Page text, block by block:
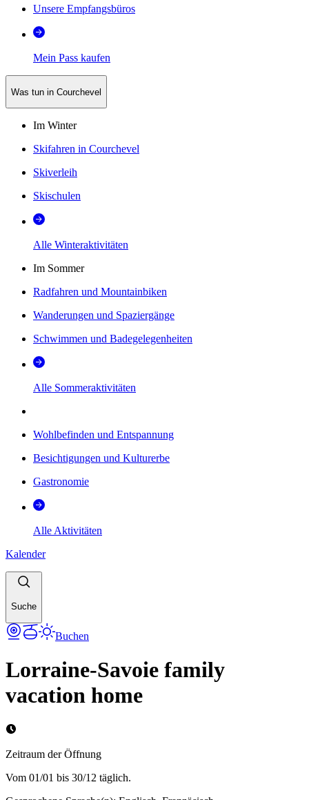
Unsere Empfangsbüros
Mein Pass kaufen
Was tun in Courchevel
Im Winter
Skifahren in Courchevel
Skiverleih
Skischulen
Alle Winteraktivitäten
Im Sommer
Radfahren und Mountainbiken
Wanderungen und Spaziergänge
Schwimmen und Badegelegenheiten
Alle Sommeraktivitäten
Wohlbefinden und Entspannung
Besichtigungen und Kulturerbe
Gastronomie
Alle Aktivitäten
Kalender
Suche
Buchen
Lorraine-Savoie family
vacation home
Zeitraum der Öffnung
Vom 01/01 bis 30/12 täglich.